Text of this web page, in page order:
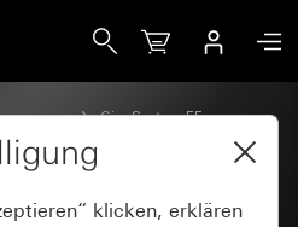
Gira System 55
klicken, erklären